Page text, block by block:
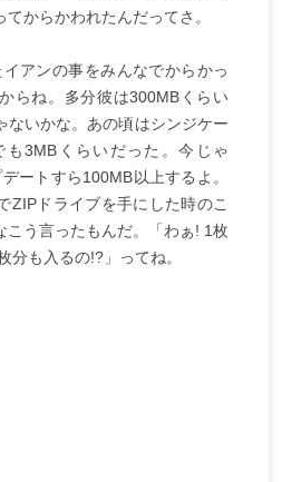
からかわれたんだってさ。
アンの事をみんなでからかっ
らね。多分彼は300MBくらい
ないかな。あの頃はシンジケー
も3MBくらいだった。今じゃ
ートすら100MB以上するよ。
ZIPドライブを手にした時のこ
こう言ったもんだ。「わぁ! 1枚
分も入るの!?」ってね。